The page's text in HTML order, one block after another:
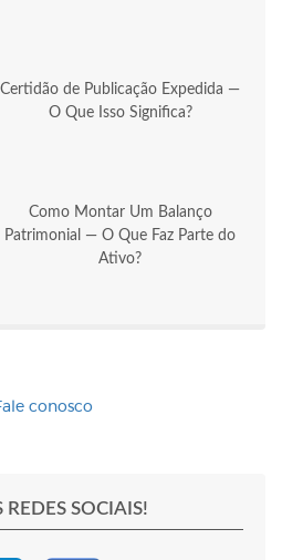
Certidão de Publicação Expedida —
O Que Isso Significa?
Como Montar Um Balanço
Patrimonial — O Que Faz Parte do
Ativo?
REDES SOCIAIS!